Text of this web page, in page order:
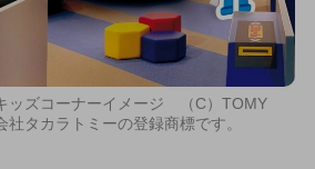
ッズコーナーイメージ （C）TOMY
社タカラトミーの登録商標です。